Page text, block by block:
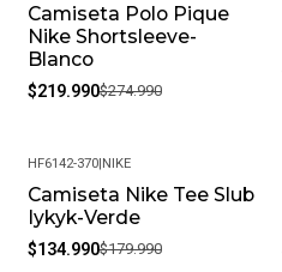
-20%
Camiseta Polo Pique
Nike Shortsleeve-
Blanco
$219.990$274.990
-25%
HF6142-370| NIKE
Camiseta Nike Tee Slub
Iykyk-Verde
$134.990$179.990